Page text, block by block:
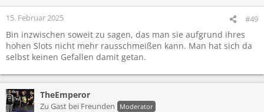
n
e
:
15. Februar 2025 #49
Bin inzwischen soweit zu sagen, das man sie aufgrund ihres
hohen Slots nicht mehr rausschmeißen kann. Man hat sich da
selbst keinen Gefallen damit getan.
TheEmperor
Zu Gast bei Freunden Moderator